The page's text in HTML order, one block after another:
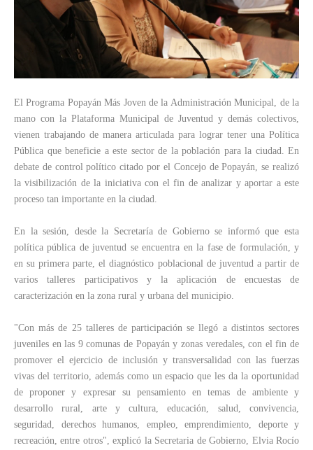
El Programa Popayán Más Joven de la Administración Municipal, de la
mano con la Plataforma Municipal de Juventud y demás colectivos,
vienen trabajando de manera articulada para lograr tener una Política
Pública que beneficie a este sector de la población para la ciudad. En
debate de control político citado por el Concejo de Popayán, se realizó
la visibilización de la iniciativa con el fin de analizar y aportar a este
proceso tan importante en la ciudad.
En la sesión, desde la Secretaría de Gobierno se informó que esta
política pública de juventud se encuentra en la fase de formulación, y
en su primera parte, el diagnóstico poblacional de juventud a partir de
varios talleres participativos y la aplicación de encuestas de
caracterización en la zona rural y urbana del municipio.
"Con más de 25 talleres de participación se llegó a distintos sectores
juveniles en las 9 comunas de Popayán y zonas veredales, con el fin de
promover el ejercicio de inclusión y transversalidad con las fuerzas
vivas del territorio, además como un espacio que les da la oportunidad
de proponer y expresar su pensamiento en temas de ambiente y
desarrollo rural, arte y cultura, educación, salud, convivencia,
seguridad, derechos humanos, empleo, emprendimiento, deporte y
recreación, entre otros", explicó la Secretaria de Gobierno, Elvia Rocío